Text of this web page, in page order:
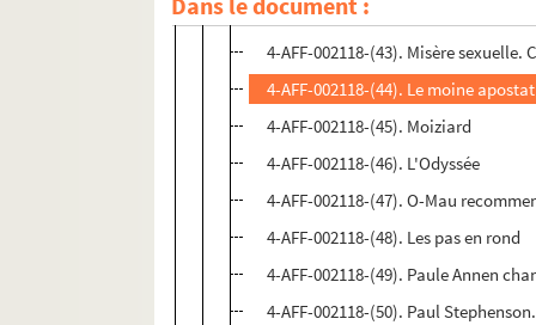
4-AFF-002118-(42). Mireille Rivat
4-AFF-002118-(43). Misère
4-AFF-002118-(44). Le moine apostat
4-AFF-002118-(45). Moiziard
4-AFF-002118-(46). L'Odyssée
4-AFF-002118-(47). O-Mau
4-AFF-002118-(48). Les pas en rond
4-AFF-002118-(49). Paule Annen
4-AFF-002118-(50). Paul